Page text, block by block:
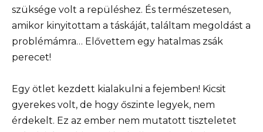
szüksége volt a repüléshez. És természetesen,
amikor kinyitottam a táskáját, találtam megoldást a
problémámra… Elővettem egy hatalmas zsák
perecet!
Egy ötlet kezdett kialakulni a fejemben! Kicsit
gyerekes volt, de hogy őszinte legyek, nem
érdekelt. Ez az ember nem mutatott tiszteletet